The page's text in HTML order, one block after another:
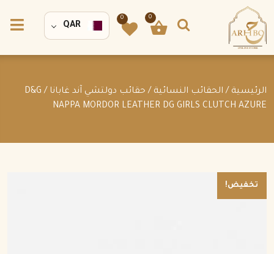
0
0
QAR
الرئيسية / الحقائب النسائية / حقائب دولتشي آند غابانا
/ D&G
NAPPA MORDOR LEATHER DG GIRLS CLUTCH AZURE
تخفيض!